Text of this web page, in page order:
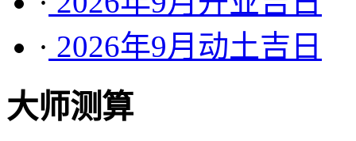
· 2026年9月动土吉日
大师测算